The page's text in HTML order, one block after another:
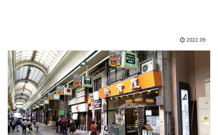
2022.09